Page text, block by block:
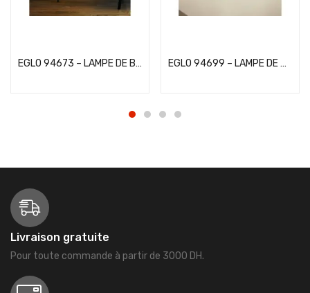
EGLO 94673 – LAMPE DE BUREAU – DAMBERA EGLO 94699 – LAMPE DE BUREAU – BORGILLIO
Livraison gratuite
Pour toute commande à partir de 3000 DH.